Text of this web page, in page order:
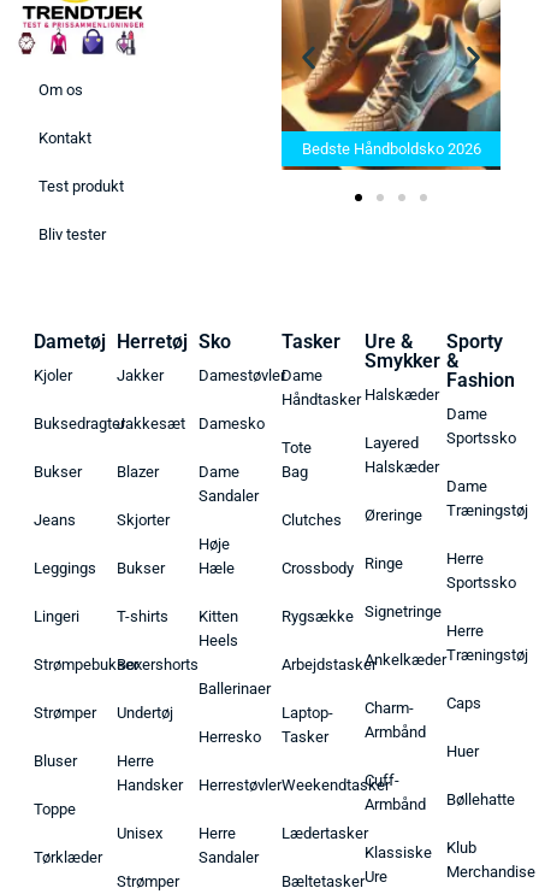
Om os
Kontakt
Test produkt
Bliv tester
Bedste Saunatæppe 2025 –
Find de bedste produkter her!
Bedste Håndboldsko 2026
Dametøj
Kjoler
Buksedragter
Bukser
Jeans
Leggings
Lingeri
Strømpebukser
Strømper
Bluser
Toppe
Tørklæder
Herretøj
Jakker
Jakkesæt
Blazer
Skjorter
Bukser
T-shirts
Boxershorts
Undertøj
Herre
Handsker
Unisex
Strømper
Sko
Damestøvler
Damesko
Dame
Sandaler
Høje
Hæle
Kitten
Heels
Ballerinaer
Herresko
Herrestøvler
Herre
Sandaler
Tasker
Dame
Håndtasker
Tote
Bag
Clutches
Crossbody
Rygsække
Arbejdstasker
Laptop-
Tasker
Weekendtasker
Lædertasker
Bæltetasker
Ure &
Smykker
Halskæder
Layered
Halskæder
Øreringe
Ringe
Signetringe
Ankelkæder
Charm-
Armbånd
Cuff-
Armbånd
Klassiske
Ure
Sporty
&
Fashion
Dame
Sportssko
Dame
Træningstøj
Herre
Sportssko
Herre
Træningstøj
Caps
Huer
Bøllehatte
Klub
Merchandise